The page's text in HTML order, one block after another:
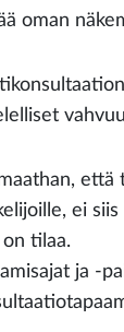
oman
että
ei
tilaa.
ja -